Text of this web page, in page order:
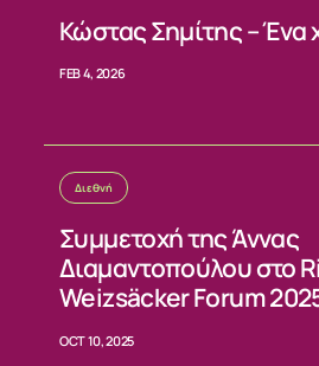
Κώστας Σημίτης – Ένα
FEB 4, 2026
Διεθνή
Συμμετοχή της Άννας
Διαμαντοπούλου στο
Weizsäcker Forum
OCT 10, 2025